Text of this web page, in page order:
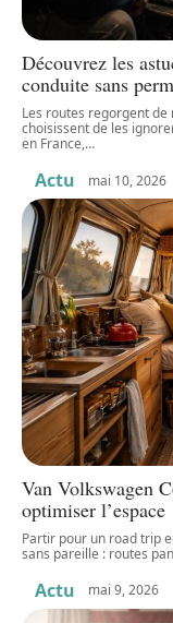
Découvrez les
conduite sans
Les routes regorgent
choisissent de les
en France,…
Actu mai 10, 2026
Van Volkswagen
optimiser l’espace
Partir pour un road trip
sans pareille : routes
Actu mai 9, 2026